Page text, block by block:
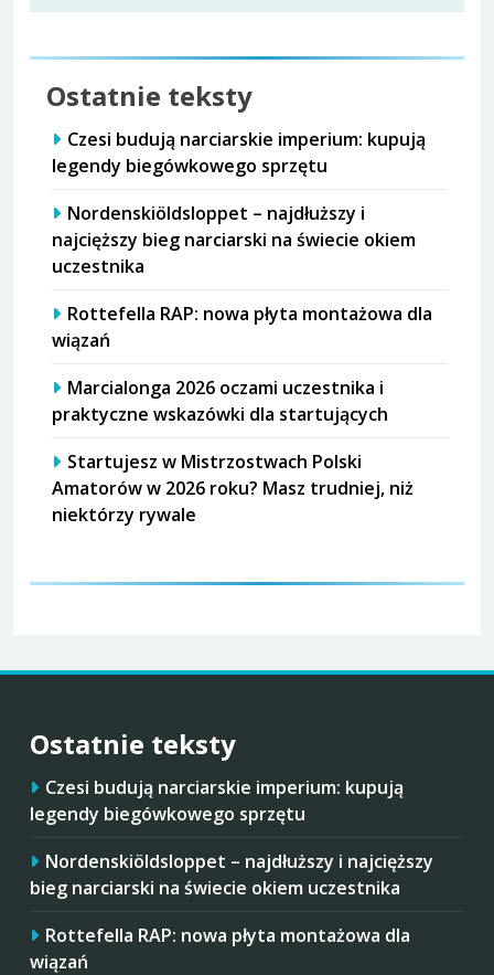
Ostatnie teksty
Czesi budują narciarskie imperium: kupują
legendy biegówkowego sprzętu
Nordenskiöldsloppet – najdłuższy i
najcięższy bieg narciarski na świecie okiem
uczestnika
Rottefella RAP: nowa płyta montażowa dla
wiązań
Marcialonga 2026 oczami uczestnika i
praktyczne wskazówki dla startujących
Startujesz w Mistrzostwach Polski
Amatorów w 2026 roku? Masz trudniej, niż
niektórzy rywale
Ostatnie teksty
Czesi budują narciarskie imperium: kupują
legendy biegówkowego sprzętu
Nordenskiöldsloppet – najdłuższy i najcięższy
bieg narciarski na świecie okiem uczestnika
Rottefella RAP: nowa płyta montażowa dla
wiązań